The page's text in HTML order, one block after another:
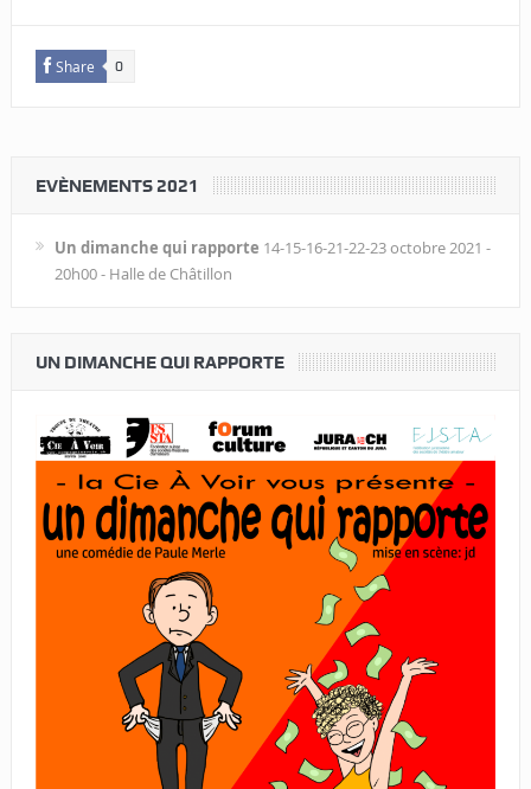
Share 0
EVÈNEMENTS 2021
Un dimanche qui rapporte 14-15-16-21-22-23 octobre 2021 -
20h00 - Halle de Châtillon
UN DIMANCHE QUI RAPPORTE